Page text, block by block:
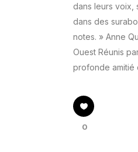
dans leurs voix,
dans des
notes. » Anne
Ouest Réunis
profonde amitié
0